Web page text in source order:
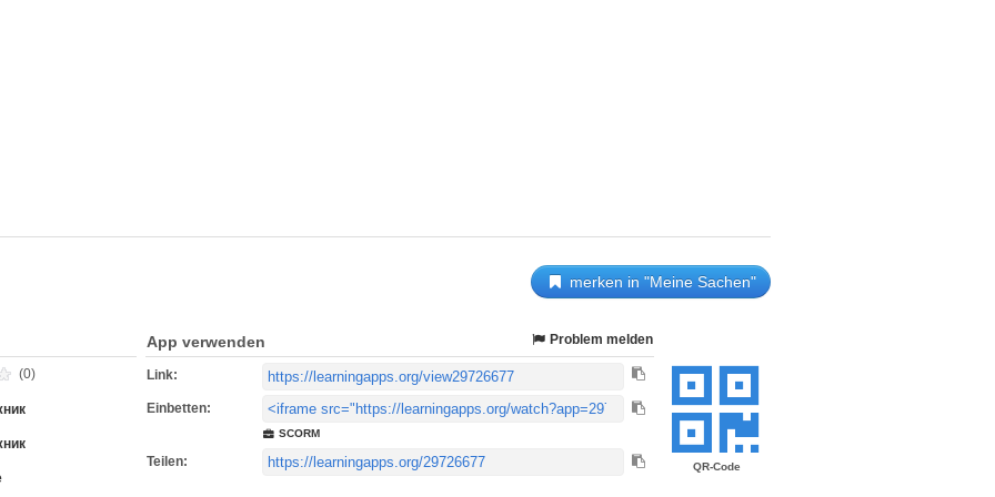
merken in "Meine Sachen"
QR-Code
(0)
App verwenden Problem melden
Link:
Einbetten:
SCORM
Teilen: